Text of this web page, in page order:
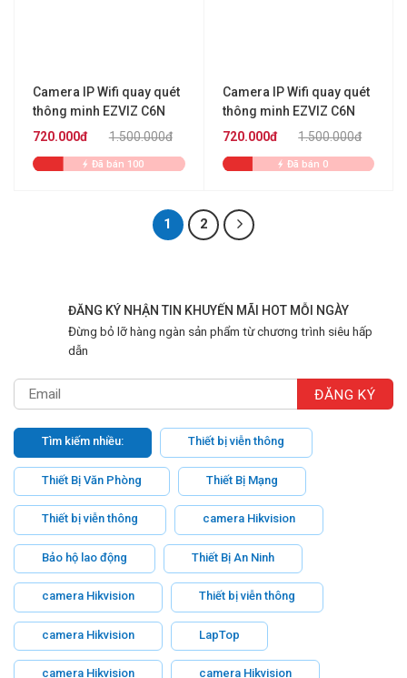
Camera IP Wifi quay quét
thông minh EZVIZ C6N
4MP
1.500.000đ
720.000đ
Đã bán 100
Camera IP Wifi quay quét
thông minh EZVIZ C6N
4MP
1.500.000đ
720.000đ
Đã bán 0
1 2
ĐĂNG KÝ NHẬN TIN KHUYẾN MÃI HOT MỖI NGÀY
Đừng bỏ lỡ hàng ngàn sản phẩm từ chương trình siêu hấp
dẫn
Tìm kiếm nhiều: Thiết bị viễn thông
Thiết Bị Văn Phòng Thiết Bị Mạng
Thiết bị viễn thông camera Hikvision
Bảo hộ lao động Thiết Bị An Ninh
camera Hikvision Thiết bị viễn thông
camera Hikvision LapTop
camera Hikvision camera Hikvision